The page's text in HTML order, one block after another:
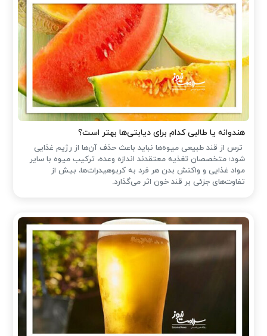
هندوانه یا طالبی کدام برای دیابتی‌ها بهتر است؟
ترس از قند طبیعی میوه‌ها نباید باعث حذف آن‌ها از رژیم غذایی
شود؛ متخصصان تغذیه معتقدند اندازه وعده، ترکیب میوه با سایر
مواد غذایی و واکنش بدن هر فرد به کربوهیدرات‌ها، بیش از
تفاوت‌های جزئی بر قند خون اثر می‌گذارد.